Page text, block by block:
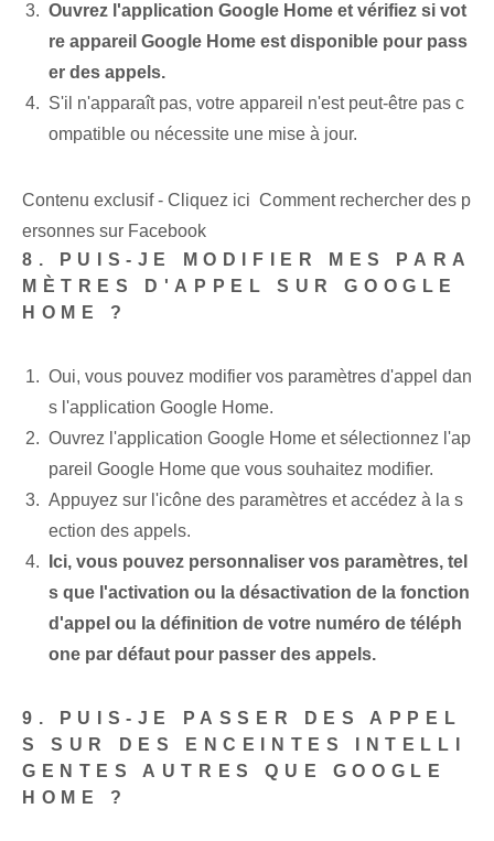
Ouvrez l'application⁤ Google⁤ Home et vérifiez si vot
re appareil Google Home est disponible pour pass
er des appels.
S'il n'apparaît pas, votre appareil n'est peut-être pas c
ompatible ou nécessite une mise à jour.
Contenu exclusif - Cliquez ici Comment rechercher des p
ersonnes sur Facebook
8. PUIS-JE MODIFIER MES PARA
MÈTRES D'APPEL SUR GOOGLE
HOME ?
Oui, vous pouvez modifier vos paramètres d'appel dan
s l'application Google Home.
Ouvrez l'application Google Home et sélectionnez l'ap
pareil Google Home que vous souhaitez modifier.
Appuyez sur l'icône des paramètres et accédez à la s
ection des appels.
Ici, vous pouvez personnaliser vos paramètres, tel
s que l'activation ou la désactivation de la fonction
d'appel ou la définition de votre numéro de téléph
one par défaut pour passer des appels.
9. PUIS-JE PASSER DES APPEL
S SUR DES ENCEINTES INTELLI
GENTES AUTRES QUE GOOGLE
HOME ?